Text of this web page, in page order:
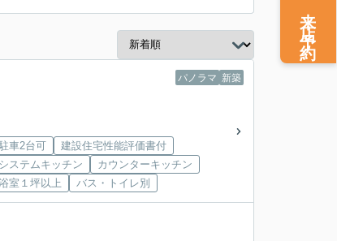
パノラマ 新築
車2台可
建設住宅性能評価書付
システムキッチン
カウンターキッチン
室１坪以上
バス・トイレ別
来店予約